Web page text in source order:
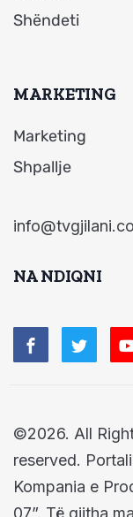
Shëndeti
MARKETING
Marketing
Shpallje
NA NDIQNI
©2026. All
reserved.
Kompania e
07”. Të gjitha